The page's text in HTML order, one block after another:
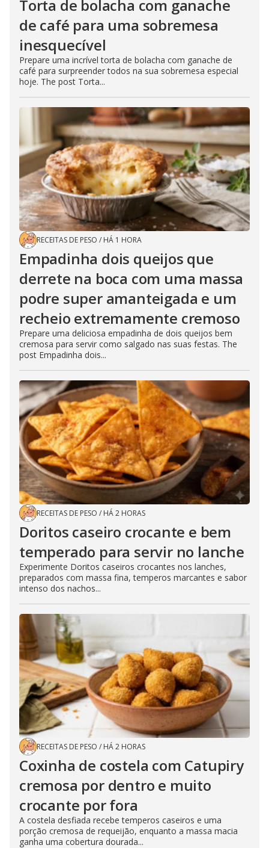
Torta de bolacha com ganache
de café para uma sobremesa
inesquecível
Prepare uma incrível torta de bolacha com ganache de
café para surpreender todos na sua sobremesa especial
hoje. The post Torta...
RECEITAS DE PESO / HÁ 1 HORA
Empadinha dois queijos que
derrete na boca com uma massa
podre super amanteigada e um
recheio extremamente cremoso
Prepare uma deliciosa empadinha de dois queijos bem
cremosa para servir como salgado nas suas festas. The
post Empadinha dois...
RECEITAS DE PESO / HÁ 2 HORAS
Doritos caseiro crocante e bem
temperado para servir no lanche
Experimente Doritos caseiros crocantes nos lanches,
preparados com massa fina, temperos marcantes e sabor
intenso dos nachos...
RECEITAS DE PESO / HÁ 2 HORAS
Coxinha de costela com Catupiry
cremosa por dentro e muito
crocante por fora
A costela desfiada recebe temperos caseiros e uma
porção cremosa de requeijão, enquanto a massa macia
ganha uma cobertura dourada...